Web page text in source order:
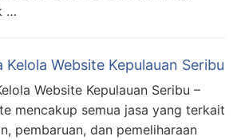
…
Website Kepulauan Seribu
Website Kepulauan Seribu –
mencakup semua jasa yang terkait
pembaruan, dan pemeliharaan